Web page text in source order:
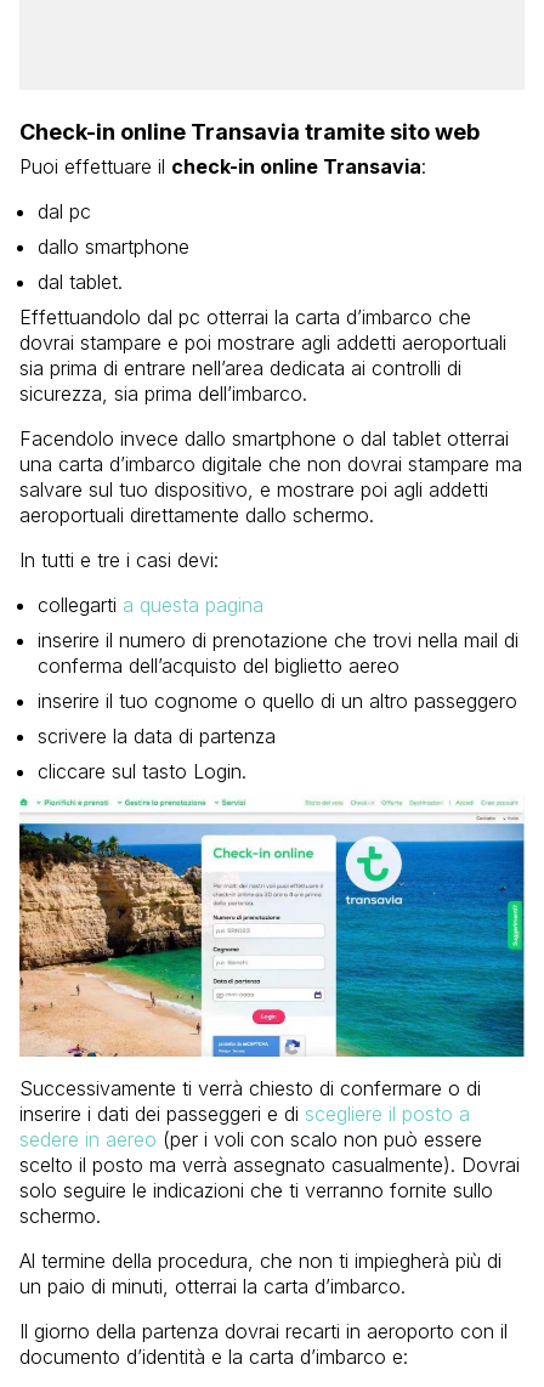
Check-in online Transavia tramite sito web
Puoi effettuare il check-in online Transavia:
dal pc
dallo smartphone
dal tablet.
Effettuandolo dal pc otterrai la carta d’imbarco che
dovrai stampare e poi mostrare agli addetti aeroportuali
sia prima di entrare nell’area dedicata ai controlli di
sicurezza, sia prima dell’imbarco.
Facendolo invece dallo smartphone o dal tablet otterrai
una carta d’imbarco digitale che non dovrai stampare ma
salvare sul tuo dispositivo, e mostrare poi agli addetti
aeroportuali direttamente dallo schermo.
In tutti e tre i casi devi:
collegarti a questa pagina
inserire il numero di prenotazione che trovi nella mail di
conferma dell’acquisto del biglietto aereo
inserire il tuo cognome o quello di un altro passeggero
scrivere la data di partenza
cliccare sul tasto Login.
Successivamente ti verrà chiesto di confermare o di
inserire i dati dei passeggeri e di scegliere il posto a
sedere in aereo (per i voli con scalo non può essere
scelto il posto ma verrà assegnato casualmente). Dovrai
solo seguire le indicazioni che ti verranno fornite sullo
schermo.
Al termine della procedura, che non ti impiegherà più di
un paio di minuti, otterrai la carta d’imbarco.
Il giorno della partenza dovrai recarti in aeroporto con il
documento d’identità e la carta d’imbarco e: